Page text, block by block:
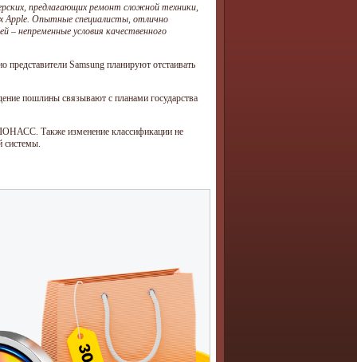
предлагающих ремонт сложной техники,
Apple. Опытные специалисты, отлично
– непременные условия качественного
Samsung планируют отстаивать
пошлины связывают с планами государства
Также изменение классификации не
системы.